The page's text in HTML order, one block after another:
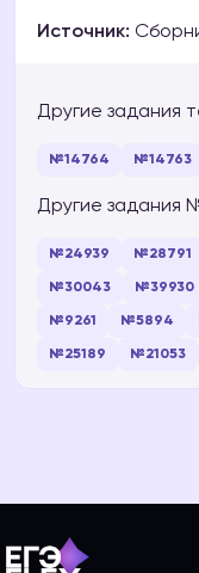
Источник:
Другие задания
№14764 №14763
Другие задания
№24939 №28791
№30043 №39930
№9261 №5894
№25189 №21053